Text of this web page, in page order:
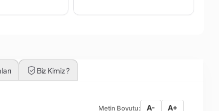
Biz Kimiz ?
Metin Boyutu: A- A+